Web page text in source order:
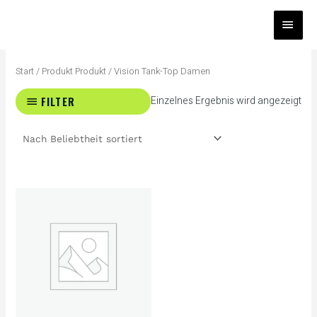
Start/ Produkt Produkt / Vision Tank-Top Damen
FILTER Einzelnes Ergebnis wird angezeigt